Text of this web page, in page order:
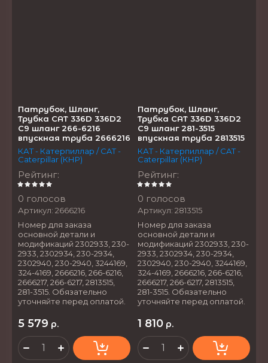
Патрубок, Шланг,
Трубка CAT 336D 336D2
C9 шланг 266-6216
впускная труба 2666216
КАТ - Катерпиллар / CAT -
Caterpillar (КНР)
Рейтинг:
0 голосов
Артикул: 2666216
Номер для заказа
основной детали и
модификаций 2302933, 230-
2933, 2302934, 230-2934,
2302940, 230-2940, 3244169,
324-4169, 2666216, 266-6216,
2666217, 266-6217, 2813515,
281-3515. Обязательно
уточняйте перед оплатой.
5 579 р.
Патрубок, Шланг,
Трубка CAT 336D 336D2
C9 шланг 281-3515
впускная труба 2813515
КАТ - Катерпиллар / CAT -
Caterpillar (КНР)
Рейтинг:
0 голосов
Артикул: 2813515
Номер для заказа
основной детали и
модификаций 2302933, 230-
2933, 2302934, 230-2934,
2302940, 230-2940, 3244169,
324-4169, 2666216, 266-6216,
2666217, 266-6217, 2813515,
281-3515. Обязательно
уточняйте перед оплатой.
1 810 р.